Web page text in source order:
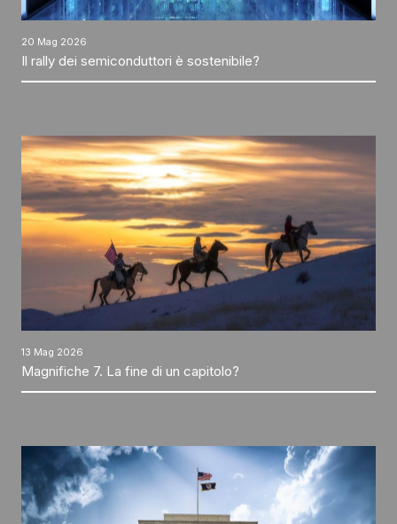
20 Mag 2026
Il rally dei semiconduttori è sostenibile?
13 Mag 2026
Magnifiche 7. La fine di un capitolo?